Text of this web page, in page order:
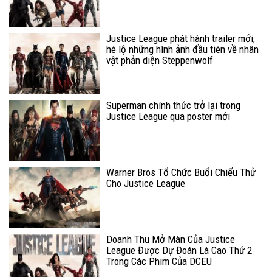
Justice League phát hành trailer mới,
hé lộ những hình ảnh đầu tiên về nhân
vật phản diện Steppenwolf
Superman chính thức trở lại trong
Justice League qua poster mới
Warner Bros Tổ Chức Buổi Chiếu Thử
Cho Justice League
Doanh Thu Mở Màn Của Justice
League Được Dự Đoán Là Cao Thứ 2
Trong Các Phim Của DCEU